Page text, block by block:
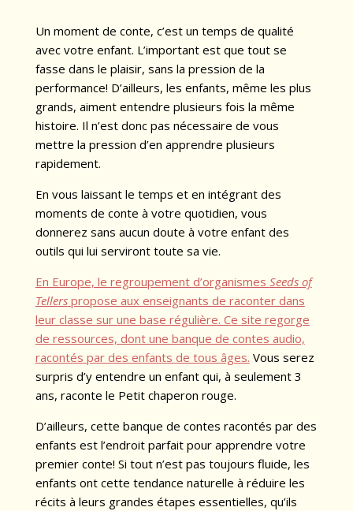
Un moment de conte, c’est un temps de qualité
avec votre enfant. L’important est que tout se
fasse dans le plaisir, sans la pression de la
performance! D’ailleurs, les enfants, même les plus
grands, aiment entendre plusieurs fois la même
histoire. Il n’est donc pas nécessaire de vous
mettre la pression d’en apprendre plusieurs
rapidement.
En vous laissant le temps et en intégrant des
moments de conte à votre quotidien, vous
donnerez sans aucun doute à votre enfant des
outils qui lui serviront toute sa vie.
En Europe, le regroupement d’organismes Seeds of
Tellerspropose aux enseignants de raconter dans
leur classe sur une base régulière. Ce site regorge
de ressources, dont une banque de contes audio,
racontés par des enfants de tous âges. Vous serez
surpris d’y entendre un enfant qui, à seulement 3
ans, raconte le Petit chaperon rouge.
D’ailleurs, cette banque de contes racontés par des
enfants est l’endroit parfait pour apprendre votre
premier conte! Si tout n’est pas toujours fluide, les
enfants ont cette tendance naturelle à réduire les
récits à leurs grandes étapes essentielles, qu’ils